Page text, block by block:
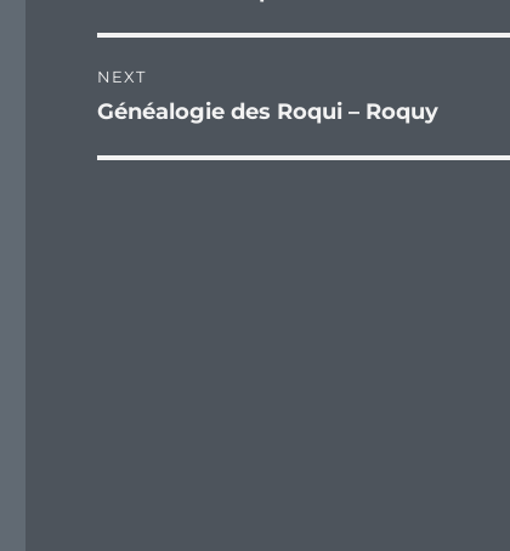
NEXT
Next
Généalogie des Roqui – Roquy